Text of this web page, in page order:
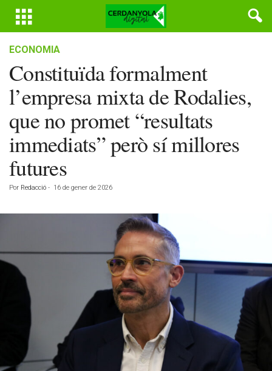
ECONOMIA
Constituïda formalment
l’empresa mixta de Rodalies,
que no promet “resultats
immediats” però sí millores
futures
Por Redacció - 16 de gener de 2026